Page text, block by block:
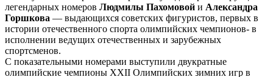
легендарных номеров Людмилы Пахомовой и Александра
Горшкова — выдающихся советских фигуристов, первых в
истории отечественного спорта олимпийских чемпионов- в
исполнении ведущих отечественных и зарубежных
спортсменов.
С показательными номерами выступили двукратные
олимпийские чемпионы XXII Олимпийских зимних игр в